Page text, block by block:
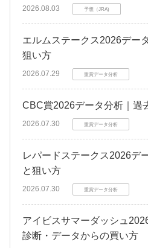
2026.08.03 予想（JRA)
エルムステークス2026デー
狙い方
2026.07.29 重賞データ分析
CBC賞2026データ分析｜過
2026.07.30 重賞データ分析
レパードステークス2026デ
と狙い方
2026.07.30 重賞データ分析
アイビスサマーダッシュ
診断・データからの買い方